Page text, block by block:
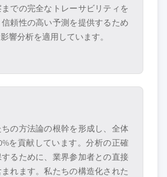
での完全なトレーサビリティを
頼性の高い予測を提供するため
響分析を適用しています。
の方法論の根幹を形成し、全体
を貢献しています。分析の正確
るために、業界参加者との直接
れます。私たちの構造化された